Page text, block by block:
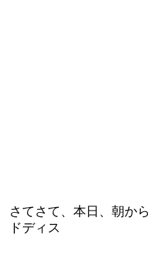
さてさて、本日、朝か
ドディス